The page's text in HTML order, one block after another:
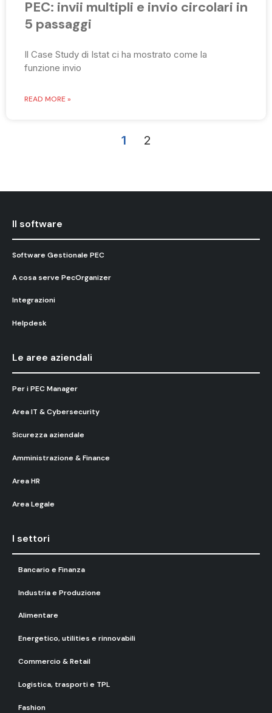
PEC: invii multipli e invio circolari in
5 passaggi
Il Case Study di Istat ci ha mostrato come la
funzione invio
READ MORE »
1 2
Il software
Software Gestionale PEC
A cosa serve PecOrganizer
Integrazioni
Helpdesk
Le aree aziendali
Per i PEC Manager
Area IT & Cybersecurity
Sicurezza aziendale
Amministrazione & Finance
Area HR
Area Legale
I settori
Bancario e Finanza
Industria e Produzione
Alimentare
Energetico, utilities e rinnovabili
Commercio & Retail
Logistica, trasporti e TPL
Fashion